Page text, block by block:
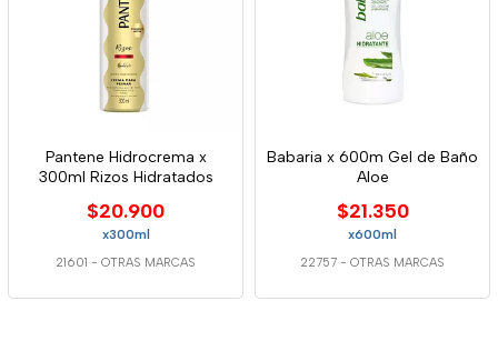
Pantene Hidrocrema x
300ml Rizos Hidratados
$20.900
x300ml
21601 - OTRAS MARCAS
Babaria x 600m Gel de Baño
Aloe
$21.350
x600ml
22757 - OTRAS MARCAS